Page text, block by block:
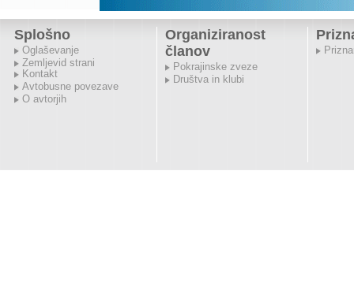
Splošno
Oglaševanje
Zemljevid strani
Kontakt
Avtobusne povezave
O avtorjih
Organiziranost
članov
Pokrajinske zveze
Društva in klubi